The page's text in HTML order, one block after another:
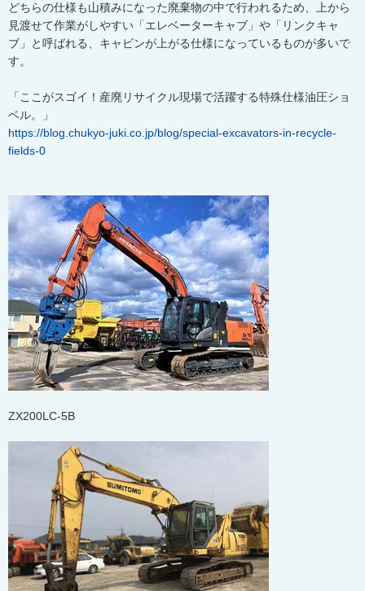
どちらの仕様も山積みになった廃棄物の中で行われるため、上から
見渡せて作業がしやすい「エレベーターキャブ」や「リンクキャ
ブ」と呼ばれる、キャビンが上がる仕様になっているものが多いで
す。
「ここがスゴイ！産廃リサイクル現場で活躍する特殊仕様油圧ショ
ベル。」
https://blog.chukyo-juki.co.jp/blog/special-excavators-in-recycle-
fields-0
ZX200LC-5B